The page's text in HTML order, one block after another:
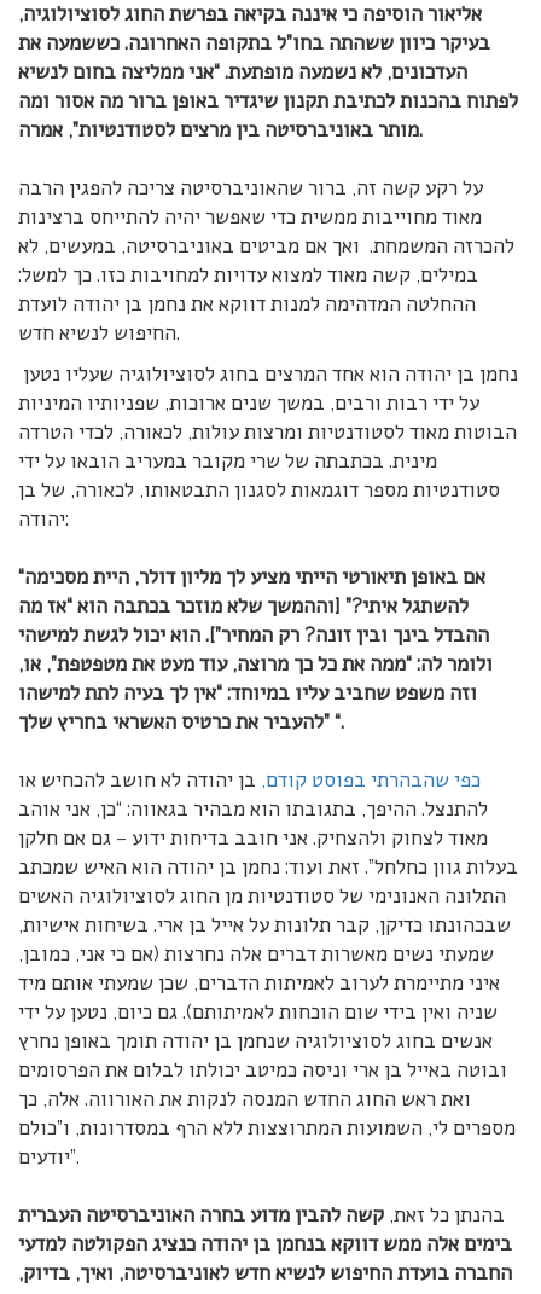
אליאור הוסיפה כי איננה בקיאה בפרשת החוג לסוציולוגיה,
בעיקר כיוון ששהתה בחו”ל בתקופה האחרונה. כששמעה את
העדכונים, לא נשמעה מופתעת. “אני ממליצה בחום לנשיא
לפתוח בהכנות לכתיבת תקנון שיגדיר באופן ברור מה אסור ומה
מותר באוניברסיטה בין מרצים לסטודנטיות”, אמרה.
על רקע קשה זה, ברור שהאוניברסיטה צריכה להפגין הרבה
מאוד מחוייבות ממשית כדי שאפשר יהיה להתייחס ברצינות
להכרזה המשמחת. ואך אם מביטים באוניברסיטה, במעשים, לא
במילים, קשה מאוד למצוא עדויות למחויבות כזו. כך למשל:
ההחלטה המדהימה למנות דווקא את נחמן בן יהודה לועדת
החיפוש לנשיא חדש.
על ידי רבות ורבים, במשך שנים ארוכות, שפניותיו המיניות
הבוטות מאוד לסטודנטיות ומרצות עולות, לכאורה, לכדי הטרדה
מינית. בכתבתה של שרי מקובר במעריב הובאו על ידי
סטודנטיות מספר דוגמאות לסגנון התבטאותו, לכאורה, של בן
יהודה:
“אם באופן תיאורטי הייתי מציע לך מליון דולר, היית מסכימה
להשתגל איתי?” [וההמשך שלא מוזכר בכתבה הוא “אז מה
ההבדל בינך ובין זונה? רק המחיר”]. הוא יכול לגשת למישהי
ולומר לה: “ממה את כל כך מרוצה, עוד מעט את מטפטפת”, או,
וזה משפט שחביב עליו במיוחד: “אין לך בעיה לתת למישהו
להעביר את כרטיס האשראי בחריץ שלך” “.
כפי שהבהרתי בפוסט קודם, בן יהודה לא חושב להכחיש או
להתנצל. ההיפך, בתגובתו הוא מבהיר בגאווה: “כן, אני אוהב
מאוד לצחוק ולהצחיק. אני חובב בדיחות ידוע – גם אם חלקן
בעלות גוון כחלחל”. זאת ועוד: נחמן בן יהודה הוא האיש שמכתב
התלונה האנונימי של סטודנטיות מן החוג לסוציולוגיה האשים
שבכהונתו כדיקן, קבר תלונות על אייל בן ארי. בשיחות אישיות,
שמעתי נשים מאשרות דברים אלה נחרצות (אם כי אני, כמובן,
איני מתיימרת לערוב לאמיתות הדברים, שכן שמעתי אותם מיד
שניה ואין בידי שום הוכחות לאמיתותם). גם כיום, נטען על ידי
אנשים בחוג לסוציולוגיה שנחמן בן יהודה תומך באופן נחרץ
ובוטה באייל בן ארי וניסה כמיטב יכולתו לבלום את הפרסומים
ואת ראש החוג החדש המנסה לנקות את האורווה. אלה, כך
מספרים לי, השמועות המתרוצצות ללא הרף במסדרונות, ו”כולם
יודעים”.
בהנתן כל זאת, קשה להבין מדוע בחרה האוניברסיטה העברית
בימים אלה ממש דווקא בנחמן בן יהודה כנציג הפקולטה למדעי
החברה בועדת החיפוש לנשיא חדש לאוניברסיטה, ואיך, בדיוק,